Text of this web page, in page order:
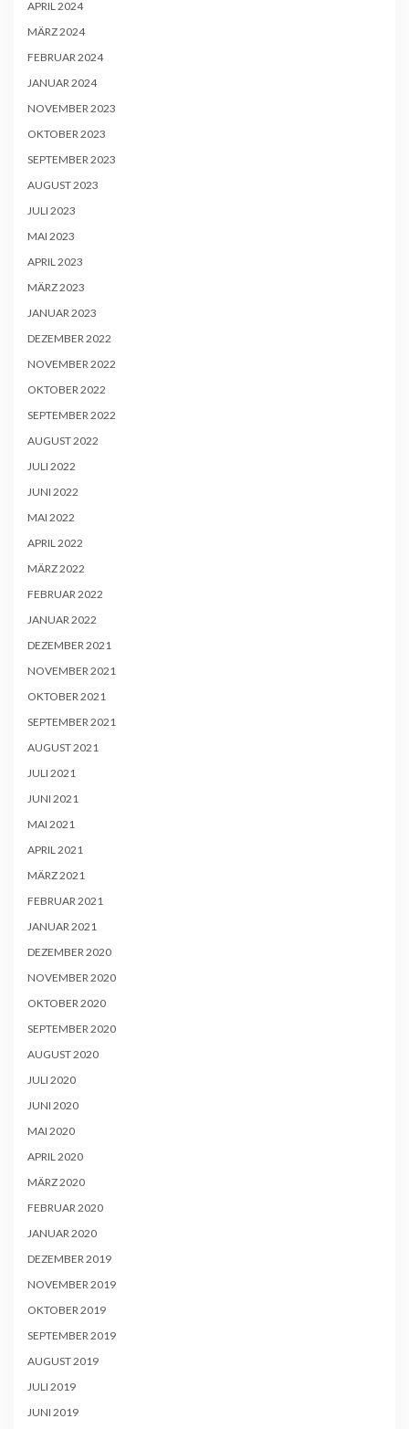
APRIL 2024
MÄRZ 2024
FEBRUAR 2024
JANUAR 2024
NOVEMBER 2023
OKTOBER 2023
SEPTEMBER 2023
AUGUST 2023
JULI 2023
MAI 2023
APRIL 2023
MÄRZ 2023
JANUAR 2023
DEZEMBER 2022
NOVEMBER 2022
OKTOBER 2022
SEPTEMBER 2022
AUGUST 2022
JULI 2022
JUNI 2022
MAI 2022
APRIL 2022
MÄRZ 2022
FEBRUAR 2022
JANUAR 2022
DEZEMBER 2021
NOVEMBER 2021
OKTOBER 2021
SEPTEMBER 2021
AUGUST 2021
JULI 2021
JUNI 2021
MAI 2021
APRIL 2021
MÄRZ 2021
FEBRUAR 2021
JANUAR 2021
DEZEMBER 2020
NOVEMBER 2020
OKTOBER 2020
SEPTEMBER 2020
AUGUST 2020
JULI 2020
JUNI 2020
MAI 2020
APRIL 2020
MÄRZ 2020
FEBRUAR 2020
JANUAR 2020
DEZEMBER 2019
NOVEMBER 2019
OKTOBER 2019
SEPTEMBER 2019
AUGUST 2019
JULI 2019
JUNI 2019